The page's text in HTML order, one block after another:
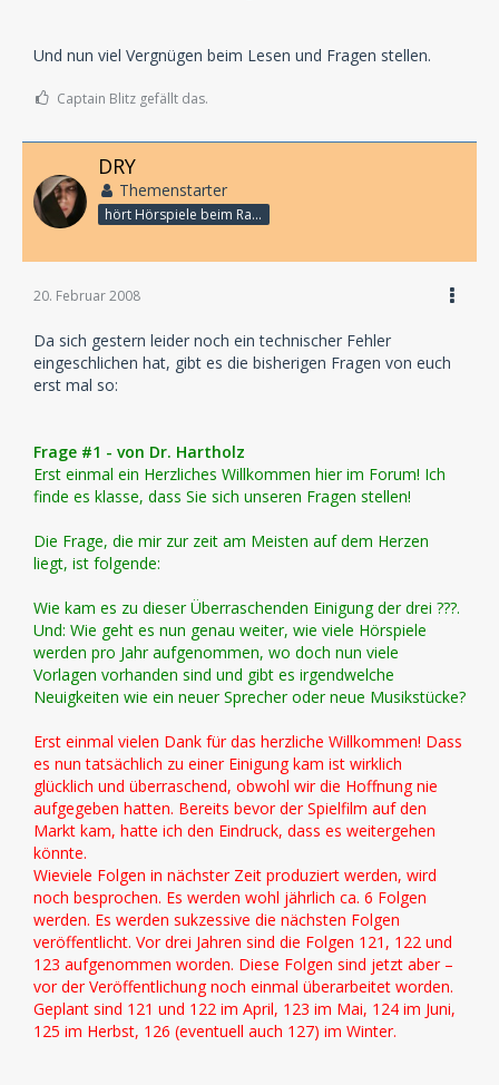
Und nun viel Vergnügen beim Lesen und Fragen stellen.
Captain Blitz gefällt das.
DRY
Themenstarter
hört Hörspiele beim Rasenmähen
20. Februar 2008
Da sich gestern leider noch ein technischer Fehler
eingeschlichen hat, gibt es die bisherigen Fragen von euch
erst mal so:
Frage #1 - von Dr. Hartholz
Erst einmal ein Herzliches Willkommen hier im Forum! Ich
finde es klasse, dass Sie sich unseren Fragen stellen!
Die Frage, die mir zur zeit am Meisten auf dem Herzen
liegt, ist folgende:
Wie kam es zu dieser Überraschenden Einigung der drei ???.
Und: Wie geht es nun genau weiter, wie viele Hörspiele
werden pro Jahr aufgenommen, wo doch nun viele
Vorlagen vorhanden sind und gibt es irgendwelche
Neuigkeiten wie ein neuer Sprecher oder neue Musikstücke?
Erst einmal vielen Dank für das herzliche Willkommen! Dass
es nun tatsächlich zu einer Einigung kam ist wirklich
glücklich und überraschend, obwohl wir die Hoffnung nie
aufgegeben hatten. Bereits bevor der Spielfilm auf den
Markt kam, hatte ich den Eindruck, dass es weitergehen
könnte.
Wieviele Folgen in nächster Zeit produziert werden, wird
noch besprochen. Es werden wohl jährlich ca. 6 Folgen
werden. Es werden sukzessive die nächsten Folgen
veröffentlicht. Vor drei Jahren sind die Folgen 121, 122 und
123 aufgenommen worden. Diese Folgen sind jetzt aber –
vor der Veröffentlichung noch einmal überarbeitet worden.
Geplant sind 121 und 122 im April, 123 im Mai, 124 im Juni,
125 im Herbst, 126 (eventuell auch 127) im Winter.